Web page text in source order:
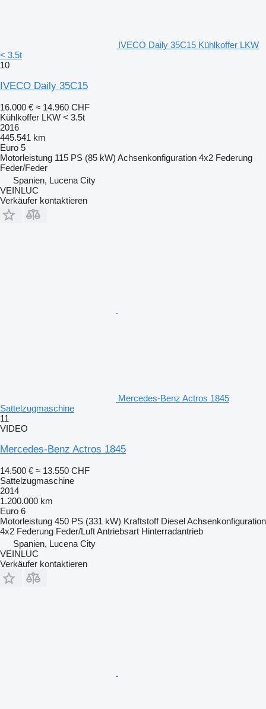
IVECO Daily 35C15 Kühlkoffer LKW
< 3.5t
10
IVECO Daily 35C15
16.000 € ≈ 14.960 CHF
Kühlkoffer LKW < 3.5t
2016
445.541 km
Euro 5
Motorleistung 115 PS (85 kW) Achsenkonfiguration 4x2 Federung
Feder/Feder
Spanien, Lucena City
VEINLUC
Verkäufer kontaktieren
Mercedes-Benz Actros 1845
Sattelzugmaschine
11
VIDEO
Mercedes-Benz Actros 1845
14.500 € ≈ 13.550 CHF
Sattelzugmaschine
2014
1.200.000 km
Euro 6
Motorleistung 450 PS (331 kW) Kraftstoff DieselAchsenkonfiguration
4x2 Federung Feder/LuftAntriebsart Hinterradantrieb
Spanien, Lucena City
VEINLUC
Verkäufer kontaktieren